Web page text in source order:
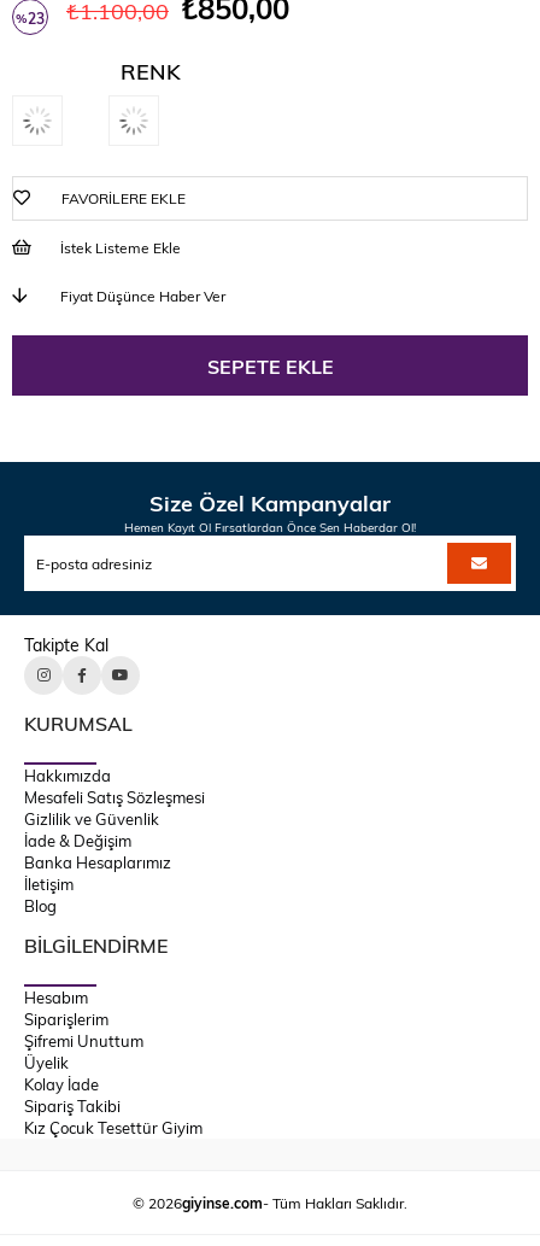
%23 ₺1.100,00 ₺850,00
RENK
FAVORILERE EKLE
İstek Listeme Ekle
Fiyat Düşünce Haber Ver
Size Özel Kampanyalar
Hemen Kayıt Ol Fırsatlardan Önce Sen Haberdar Ol!
Takipte Kal
KURUMSAL
Hakkımızda
Mesafeli Satış Sözleşmesi
Gizlilik ve Güvenlik
İade & Değişim
Banka Hesaplarımız
İletişim
Blog
BİLGİLENDİRME
Hesabım
Siparişlerim
Şifremi Unuttum
Üyelik
Kolay İade
Sipariş Takibi
Kız Çocuk Tesettür Giyim
© 2026giyinse.com- Tüm Hakları Saklıdır.